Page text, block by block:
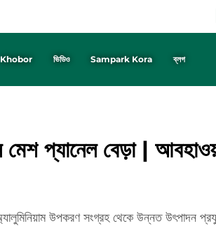
Khobor ভিডিও Sampark Kora ব্লগ
মেশ প্যানেল বেড়া |
উপকরণ সংগ্রহ থেকে উন্নত উৎপাদন